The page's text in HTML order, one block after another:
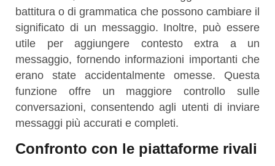
battitura o di grammatica che possono cambiare il
significato di un messaggio. Inoltre, può essere
utile per aggiungere contesto extra a un
messaggio, fornendo informazioni importanti che
erano state accidentalmente omesse. Questa
funzione offre un maggiore controllo sulle
conversazioni, consentendo agli utenti di inviare
messaggi più accurati e completi.
Confronto con le piattaforme rivali